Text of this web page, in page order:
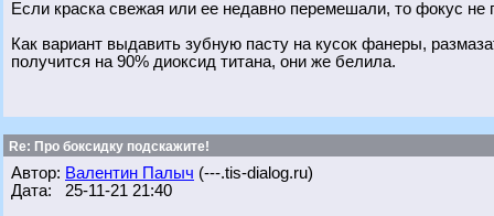
Если краска свежая или ее недавно перемешали, то фокус не
Как вариант выдавить зубную пасту на кусок фанеры,
получится на 90% диоксид титана, они же белила.
Re: Про боксидку подскажите!
Автор: Валентин Палыч (---.tis-dialog.ru)
Дата: 25-11-21 21:40